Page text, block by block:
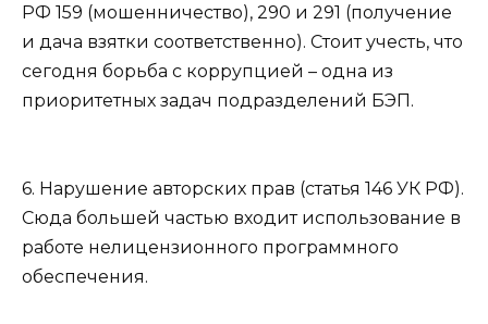
РФ 159 (мошенничество), 290 и 291 (получение
и дача взятки соответственно). Стоит учесть, что
сегодня борьба с коррупцией – одна из
приоритетных задач подразделений БЭП.
6. Нарушение авторских прав (статья 146 УК РФ).
Сюда большей частью входит использование в
работе нелицензионного программного
обеспечения.